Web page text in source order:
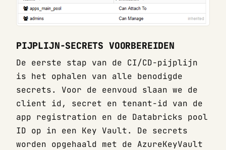
PIJPLIJN-SECRETS VOORBEREIDEN
De eerste stap van de CI/CD-pijplijn
is het ophalen van alle benodigde
secrets. Voor de eenvoud slaan we de
client id, secret en tenant-id van de
app registration en de Databricks pool
ID op in een Key Vault. De secrets
worden opgehaald met de AzureKeyVault